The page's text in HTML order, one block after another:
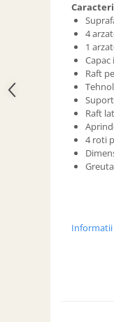
Prelată
polietilenă cu inele
COȘURI DE FUM
Coșuri de fum din
Coșuri de fum din
Coșuri de fum din
Baterii și accesorii
Irigații pentru
4
1
Raft
Raft
4 roti